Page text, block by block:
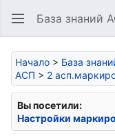
База знаний
Начало > База
АСП > 2
Вы посетили:
Настройки